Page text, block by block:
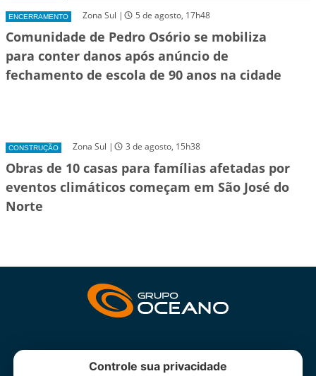
ENCERRAMENTO Zona Sul | 5 de agosto, 17h48
Comunidade de Pedro Osório se mobiliza
para conter danos após anúncio de
fechamento de escola de 90 anos na cidade
CONSTRUÇÃO Zona Sul | 3 de agosto, 15h38
Obras de 10 casas para famílias afetadas por
eventos climáticos começam em São José do
Norte
INSTITUCIONAL
Controle sua privacidade